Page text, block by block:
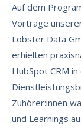
Auf dem
Vorträge
Lobster Data
erhielten
HubSpot CRM
Zuhörer:innen
und Learnings